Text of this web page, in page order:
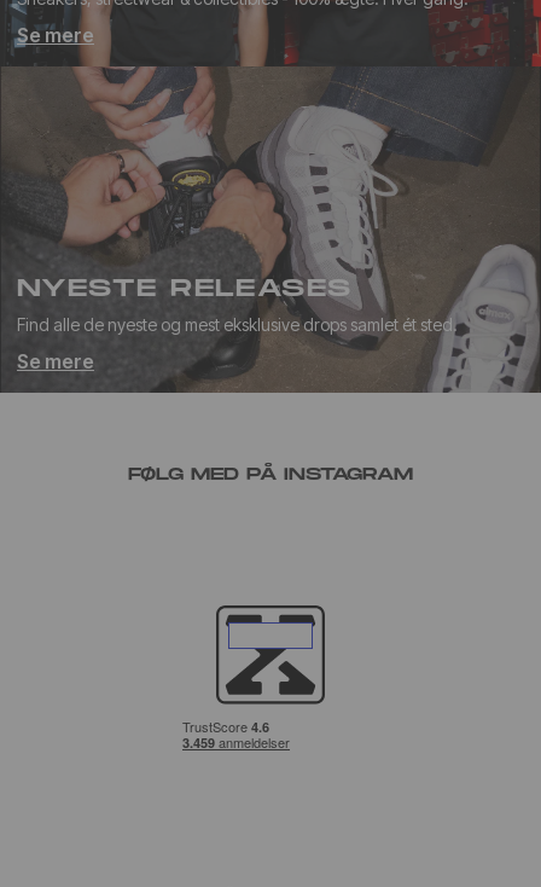
Se mere
NYESTE RELEASES
Find alle de nyeste og mest eksklusive drops samlet ét sted.
Se mere
FØLG MED PÅ INSTAGRAM